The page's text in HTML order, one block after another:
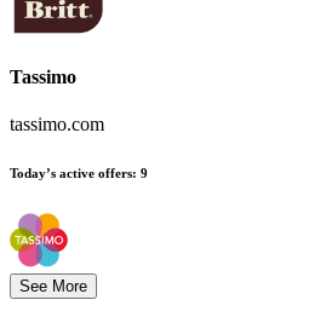
Tassimo
tassimo.com
Today’s active offers: 9
See More